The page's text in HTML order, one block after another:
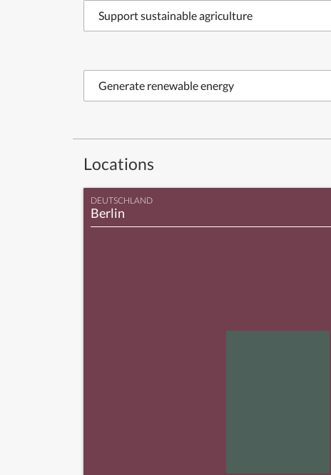
Support sustainable agriculture
Generate renewable energy
Locations
DEUTSCHLAND
Berlin